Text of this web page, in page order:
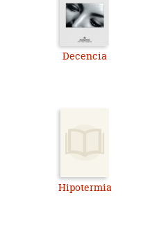
Decencia
Hipotermia